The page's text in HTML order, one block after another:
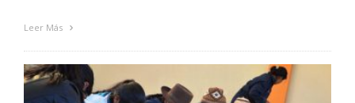
Leer Más